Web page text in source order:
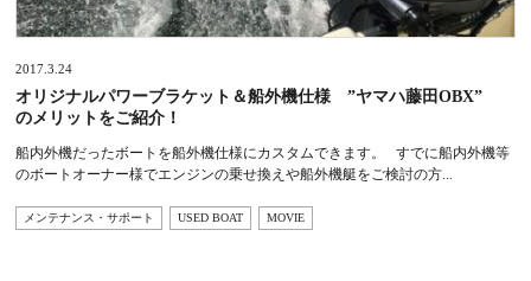
2017.3.24
オリジナルパワーブラケット＆船外機仕様 ”ヤマハ藤田OBX”
のメリットをご紹介！
船内外機だったボートを船外機仕様にカスタムできます。 すでに船内外機等
のボートオーナー様でエンジンの乗せ換えや船外機艇をご検討の方...
メンテナンス・サポート USED BOAT MOVIE